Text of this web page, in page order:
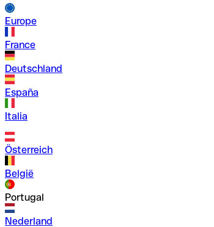
Europe
France
Deutschland
España
Italia
Österreich
België
Portugal
Nederland